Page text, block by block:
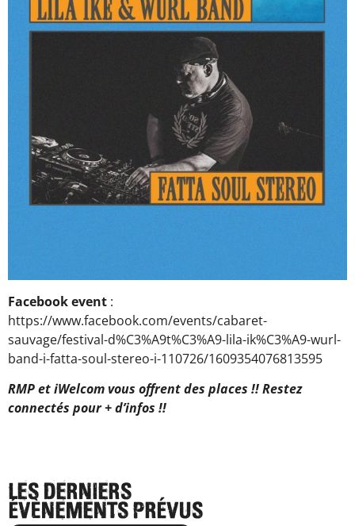
Facebook event :
https://www.facebook.com/events/cabaret-
sauvage/festival-d%C3%A9t%C3%A9-lila-ik%C3%A9-wurl-
band-i-fatta-soul-stereo-i-110726/1609354076813595
RMP et iWelcom vous offrent des places !!Restez
connectés pour + d’infos !!
LES DERNIERS
ÉVÈNEMENTS PRÉVUS